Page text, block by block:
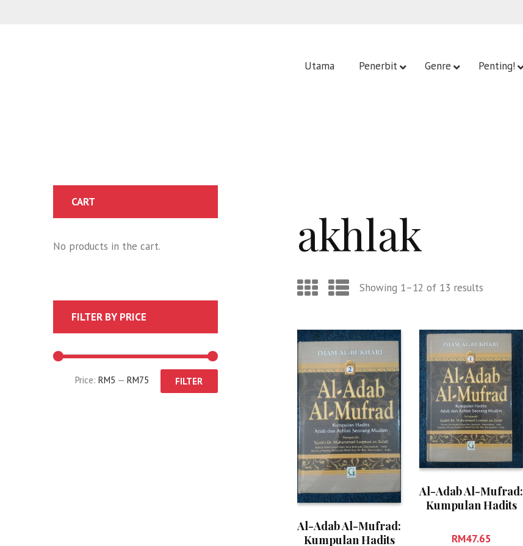
Utama Penerbit Genre Penting!
akhlak
Showing 1–12 of 13 results
Al-Adab Al-Mufrad:
Kumpulan Hadits
Al-Adab Al-Mufrad:
Kumpulan Hadits
Seorang Muslim
RM47.65
CART
No products in the cart.
FILTER BY PRICE
FILTER
Price:RM5 —RM75